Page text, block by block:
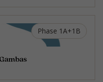
Phase 1A+1B